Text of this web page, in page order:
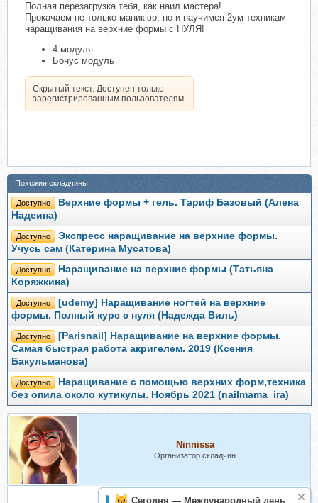
Сегодня — Международный день
Полная перезагрузка тебя, как наил мастера!
Прокачаем не только маникюр, но и научимся 2ум техникам
наращивания на верхние формы с НУЛЯ!
4 модуля
Бонус модуль
Скрытый текст. Доступен только
зарегистрированным пользователям.
Похожие складчины
Доступно
Верхние формы + гель. Тариф Базовый (Алена
Надеина)
Доступно
Экспресс наращивание на верхние формы.
Учусь сам (Катерина Мусатова)
Доступно
Наращивание на верхние формы (Татьяна
Коряжкина)
Доступно
[udemy] Наращивание ногтей на верхние
формы. Полный курс с нуля (Надежда Виль)
Доступно
[Parisnail] Наращивание на верхние формы.
Самая быстрая работа акригелем. 2019 (Ксения
Бакульманова)
Доступно
Наращивание с помощью верхних форм,техника
без опила около кутикулы. Ноябрь 2021 (nailmama_ira)
Ninnissa
Организатор складчин